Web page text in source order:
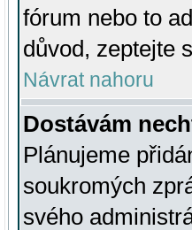
fórum nebo to
důvod, zeptejte
Návrat nahoru
Dostávám
Plánujeme
soukromých
svého